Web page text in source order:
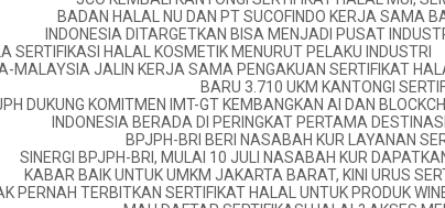
BADAN HALAL NU DAN PT SUCOFINDO KERJA SAMA
INDONESIA DITARGETKAN BISA MENJADI PUSAT
SERTIFIKASI HALAL KOSMETIK MENURUT PELAKU INDUSTRI
MALAYSIA JALIN KERJA SAMA PENGAKUAN SERTIFIKAT
BARU 3.710 UKM KANTONGI
DUKUNG KOMITMEN IMT-GT KEMBANGKAN AI DAN
INDONESIA BERADA DI PERINGKAT PERTAMA
BPJPH-BRI BERI NASABAH KUR LAYANAN
SINERGI BPJPH-BRI, MULAI 10 JULI NASABAH KUR
KABAR BAIK UNTUK UMKM JAKARTA BARAT, KINI URUS
PERNAH TERBITKAN SERTIFIKAT HALAL UNTUK PRODUK